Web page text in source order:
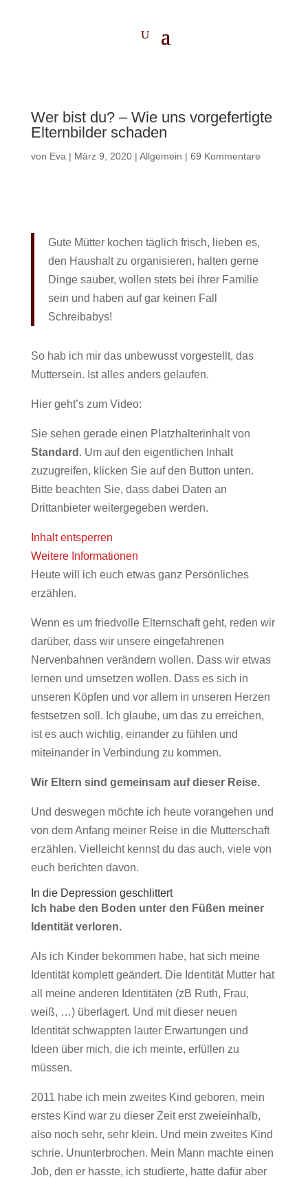
Wer bist du? – Wie uns vorgefertigte
Elternbilder schaden
von Eva | März 9, 2020| Allgemein | 69 Kommentare
Gute Mütter kochen täglich frisch, lieben es,
den Haushalt zu organisieren, halten gerne
Dinge sauber, wollen stets bei ihrer Familie
sein und haben auf gar keinen Fall
Schreibabys!
So hab ich mir das unbewusst vorgestellt, das
Muttersein. Ist alles anders gelaufen.
Hier geht’s zum Video:
Sie sehen gerade einen Platzhalterinhalt von
Standard . Um auf den eigentlichen Inhalt
zuzugreifen, klicken Sie auf den Button unten.
Bitte beachten Sie, dass dabei Daten an
Drittanbieter weitergegeben werden.
Inhalt entsperren
Weitere Informationen
Heute will ich euch etwas ganz Persönliches
erzählen.
Wenn es um friedvolle Elternschaft geht, reden wir
darüber, dass wir unsere eingefahrenen
Nervenbahnen verändern wollen. Dass wir etwas
lernen und umsetzen wollen. Dass es sich in
unseren Köpfen und vor allem in unseren Herzen
festsetzen soll. Ich glaube, um das zu erreichen,
ist es auch wichtig, einander zu fühlen und
miteinander in Verbindung zu kommen.
Wir Eltern sind gemeinsam auf dieser Reise.
Und deswegen möchte ich heute vorangehen und
von dem Anfang meiner Reise in die Mutterschaft
erzählen. Vielleicht kennst du das auch, viele von
euch berichten davon.
In die Depression geschlittert
Ich habe den Boden unter den Füßen meiner
Identität verloren.
Als ich Kinder bekommen habe, hat sich meine
Identität komplett geändert. Die Identität Mutter hat
all meine anderen Identitäten (zB Ruth, Frau,
weiß, …) überlagert. Und mit dieser neuen
Identität schwappten lauter Erwartungen und
Ideen über mich, die ich meinte, erfüllen zu
müssen.
2011 habe ich mein zweites Kind geboren, mein
erstes Kind war zu dieser Zeit erst zweieinhalb,
also noch sehr, sehr klein. Und mein zweites Kind
schrie. Ununterbrochen. Mein Mann machte einen
Job, den er hasste, ich studierte, hatte dafür aber